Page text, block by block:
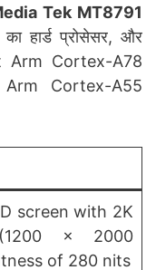
Tek MT8791
हार्ड प्रोसेसर, और
Arm Cortex-A78
Cortex-A55
screen with 2K
x 2000
of 280 nits